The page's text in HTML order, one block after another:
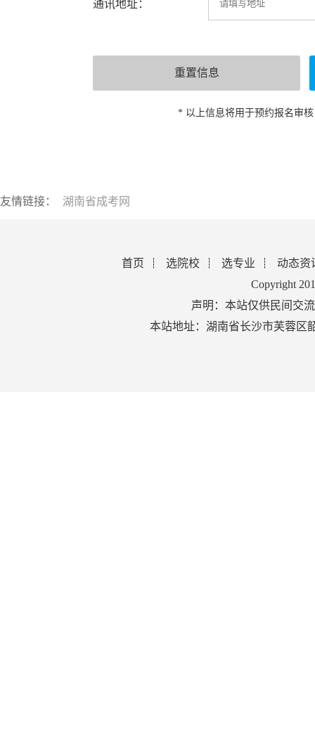
通讯地址：
* 以上信息将用于预约报名审
友情链接： 湖南省成考网
首页 选院校 选专业
动态资
Copyright
声明：本站仅供民间交
本站地址：湖南省长沙市芙蓉区